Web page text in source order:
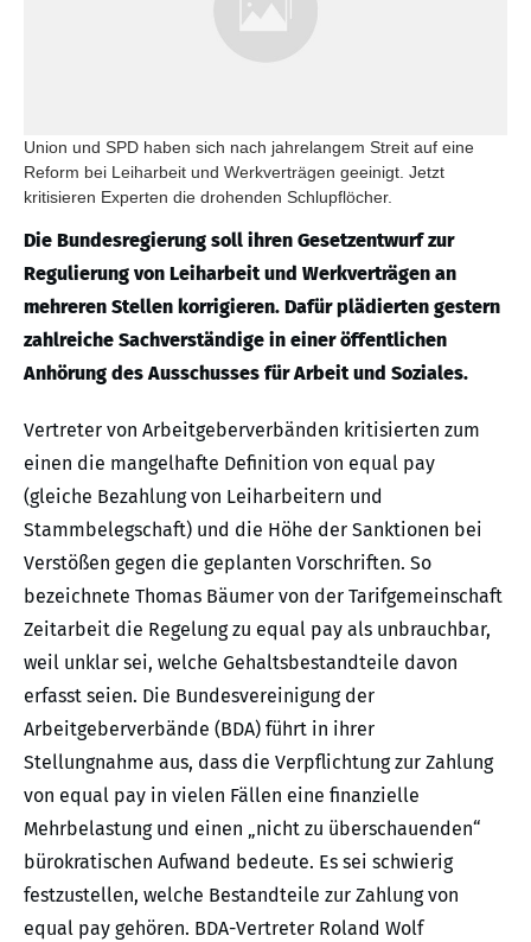
Union und SPD haben sich nach jahrelangem Streit auf eine
Reform bei Leiharbeit und Werkverträgen geeinigt. Jetzt
kritisieren Experten die drohenden Schlupflöcher.
Die Bundesregierung soll ihren Gesetzentwurf zur
Regulierung von Leiharbeit und Werkverträgen an
mehreren Stellen korrigieren. Dafür plädierten gestern
zahlreiche Sachverständige in einer öffentlichen
Anhörung des Ausschusses für Arbeit und Soziales.
Vertreter von Arbeitgeberverbänden kritisierten zum
einen die mangelhafte Definition von equal pay
(gleiche Bezahlung von Leiharbeitern und
Stammbelegschaft) und die Höhe der Sanktionen bei
Verstößen gegen die geplanten Vorschriften. So
bezeichnete Thomas Bäumer von der Tarifgemeinschaft
Zeitarbeit die Regelung zu equal pay als unbrauchbar,
weil unklar sei, welche Gehaltsbestandteile davon
erfasst seien. Die Bundesvereinigung der
Arbeitgeberverbände (BDA) führt in ihrer
Stellungnahme aus, dass die Verpflichtung zur Zahlung
von equal pay in vielen Fällen eine finanzielle
Mehrbelastung und einen „nicht zu überschauenden“
bürokratischen Aufwand bedeute. Es sei schwierig
festzustellen, welche Bestandteile zur Zahlung von
equal pay gehören. BDA-Vertreter Roland Wolf